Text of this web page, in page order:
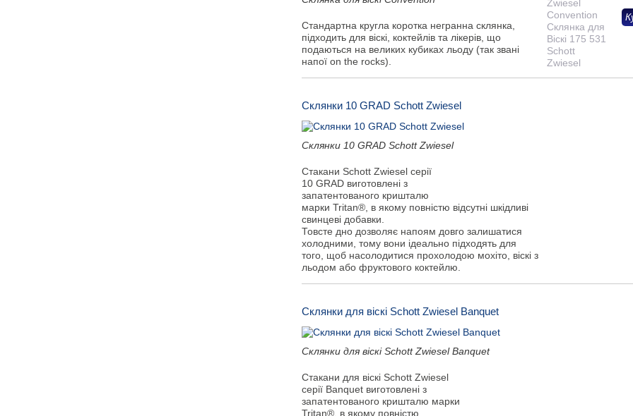
Стандартна кругла коротка негранна склянка,
підходить для віскі, коктейлів та лікерів, що
подаються на великих кубиках льоду (так звані
напої on the rocks).
Склянки 10 GRAD Schott Zwiesel
Склянки 10 GRAD Schott Zwiesel
Стакани Schott Zwiesel серії
10 GRAD виготовлені з
запатентованого кришталю
марки Tritan®, в якому повністю відсутні шкідливі
свинцеві добавки.
Товсте дно дозволяє напоям довго залишатися
холодними, тому вони ідеально підходять для
того, щоб насолодитися прохолодою мохіто, віскі з
льодом або фруктового коктейлю.
Склянки для віскі Schott Zwiesel Banquet
Склянки для віскі Schott Zwiesel Banquet
Стакани для віскі Schott Zwiesel
серії Banquet виготовлені з
запатентованого кришталю марки
Tritan®, в якому повністю